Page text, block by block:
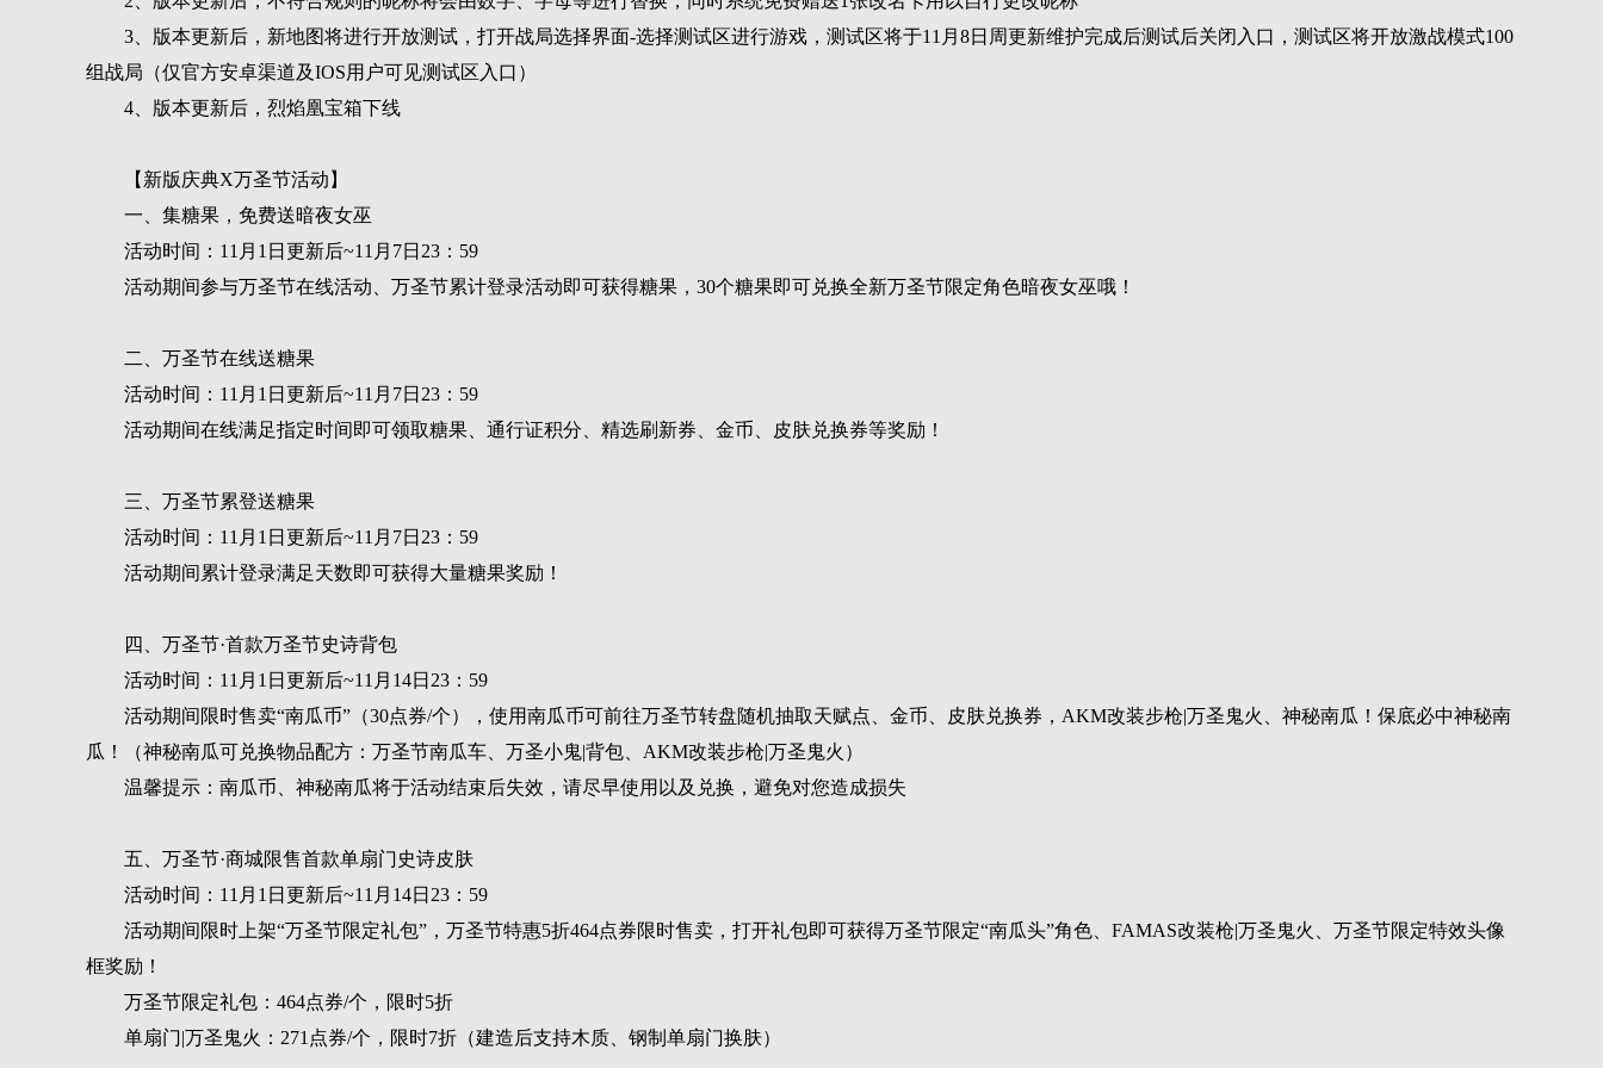
3、版本更新后，新地图将进行开放测试，打开战局选择界面-选择测试区进行游戏，测试区将于11月8日周更新维护完成后测试后关闭入口，测试区将开放激战模式100
组战局（仅官方安卓渠道及IOS用户可见测试区入口）
4、版本更新后，烈焰凰宝箱下线
【新版庆典X万圣节活动】
一、集糖果，免费送暗夜女巫
活动时间：11月1日更新后~11月7日23：59
活动期间参与万圣节在线活动、万圣节累计登录活动即可获得糖果，30个糖果即可兑换全新万圣节限定角色暗夜女巫哦！
二、万圣节在线送糖果
活动时间：11月1日更新后~11月7日23：59
活动期间在线满足指定时间即可领取糖果、通行证积分、精选刷新券、金币、皮肤兑换券等奖励！
三、万圣节累登送糖果
活动时间：11月1日更新后~11月7日23：59
活动期间累计登录满足天数即可获得大量糖果奖励！
四、万圣节·首款万圣节史诗背包
活动时间：11月1日更新后~11月14日23：59
活动期间限时售卖“南瓜币”（30点券/个），使用南瓜币可前往万圣节转盘随机抽取天赋点、金币、皮肤兑换券，AKM改装步枪|万圣鬼火、神秘南瓜！保底必中神秘南
瓜！（神秘南瓜可兑换物品配方：万圣节南瓜车、万圣小鬼|背包、AKM改装步枪|万圣鬼火）
温馨提示：南瓜币、神秘南瓜将于活动结束后失效，请尽早使用以及兑换，避免对您造成损失
五、万圣节·商城限售首款单扇门史诗皮肤
活动时间：11月1日更新后~11月14日23：59
活动期间限时上架“万圣节限定礼包”，万圣节特惠5折464点券限时售卖，打开礼包即可获得万圣节限定“南瓜头”角色、FAMAS改装枪|万圣鬼火、万圣节限定特效头像
框奖励！
万圣节限定礼包：464点券/个，限时5折
单扇门|万圣鬼火：271点券/个，限时7折（建造后支持木质、钢制单扇门换肤）